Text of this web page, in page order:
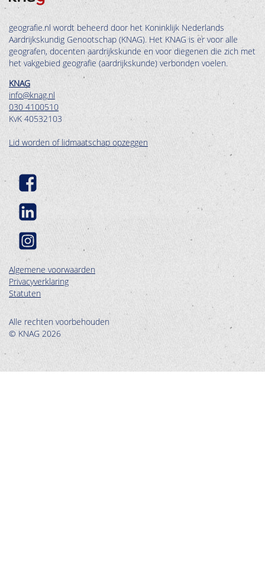
geografie.nl wordt beheerd door het Koninklijk Nederlands
Aardrijkskundig Genootschap (KNAG). Het KNAG is er voor alle
geografen, docenten aardrijkskunde en voor diegenen die zich met
het vakgebied geografie (aardrijkskunde) verbonden voelen.
KNAG
info@knag.nl
030 4100510
KvK 40532103
Lid worden of lidmaatschap opzeggen
Algemene voorwaarden
Privacyverklaring
Statuten
Alle rechten voorbehouden
© KNAG 2026